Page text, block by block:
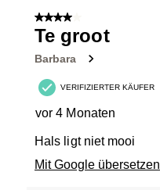
von
Bewertungen.
4 von 5 Sternen.
Te groot
Barbara
VERIFIZIERTER KÄUFER
vor 4 Monaten
Hals ligt niet mooi
Mit Google übersetzen